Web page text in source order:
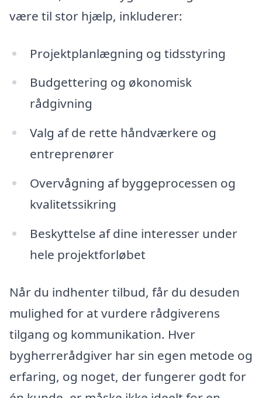
være til stor hjælp, inkluderer:
Projektplanlægning og tidsstyring
Budgettering og økonomisk
rådgivning
Valg af de rette håndværkere og
entreprenører
Overvågning af byggeprocessen og
kvalitetssikring
Beskyttelse af dine interesser under
hele projektforløbet
Når du indhenter tilbud, får du desuden
mulighed for at vurdere rådgiverens
tilgang og kommunikation. Hver
bygherrerådgiver har sin egen metode og
erfaring, og noget, der fungerer godt for